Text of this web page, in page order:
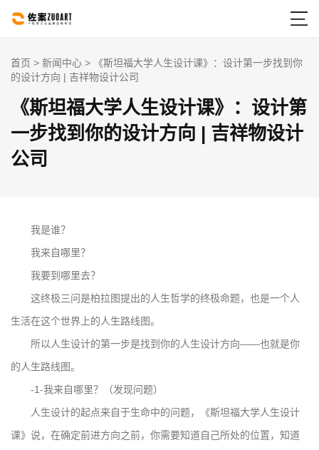

首页 > 新闻中心 > 《斯坦福大学人生设计课》：设计第一步找到你
的设计方向 | 吉祥物设计公司
《斯坦福大学人生设计课》：设计第
一步找到你的设计方向 | 吉祥物设计
公司
我是谁？
我来自哪里？
我要到哪里去？
这终极三问是柏拉图提出的人生哲学的终极命题，也是一个人
生活在这个世界上的人生路线图。
所以人生设计的第一步是找到你的人生设计方向——也就是你
的人生路线图。
-1-我来自哪里？（发现问题）
人生设计的起点来自于生命中的问题，《斯坦福大学人生设计
课》说，在确定前进方向之前，你需要知道自己所处的位置，知道